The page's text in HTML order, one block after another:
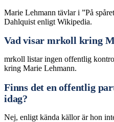
Marie Lehmann tävlar i ”På
Dahlquist enligt Wikipedia.
Vad visar mrkoll kring
mrkoll listar ingen offentlig
kring Marie Lehmann.
Finns det en offentlig
idag?
Nej, enligt kända källor är hon